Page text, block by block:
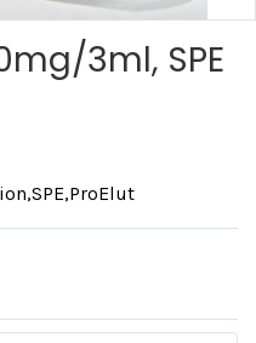
3ml, SPE
,SPE,ProElut